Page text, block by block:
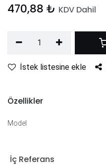
470,88 ₺ KDV Dahil
İstek listesine ekle
Özellikler
Model
İç Referans